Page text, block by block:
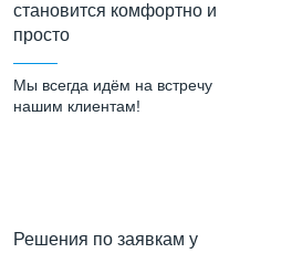
становится комфортно и
просто
Мы всегда идём на встречу
нашим клиентам!
Решения по заявкам у